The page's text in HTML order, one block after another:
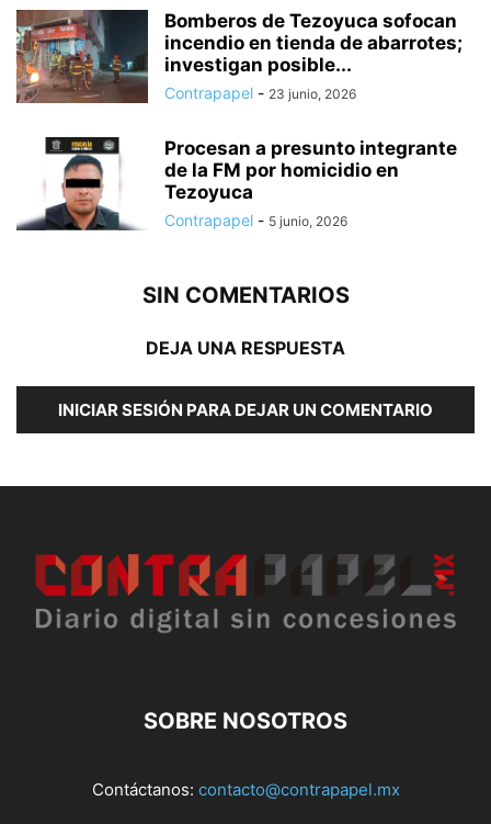
Bomberos de Tezoyuca sofocan
incendio en tienda de abarrotes;
investigan posible...
Contrapapel - 23 junio, 2026
Procesan a presunto integrante
de la FM por homicidio en
Tezoyuca
Contrapapel - 5 junio, 2026
SIN COMENTARIOS
DEJA UNA RESPUESTA
INICIAR SESIÓN PARA DEJAR UN COMENTARIO
SOBRE NOSOTROS
Contáctanos: contacto@contrapapel.mx